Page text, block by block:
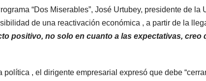
“Dos Miserables”, José Urtubey, presidente de la
de una reactivación económica , a partir de la
positivo, no solo en cuanto a las expectativas, creo
, el dirigente empresarial expresó que debe